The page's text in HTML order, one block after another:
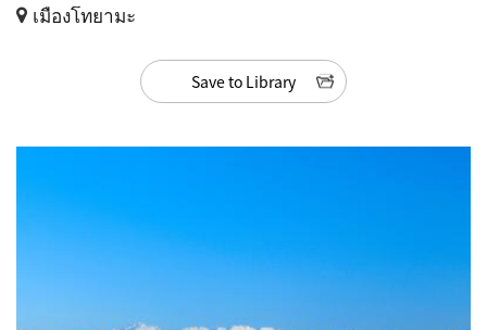
เมืองโทยามะ
Save to Library